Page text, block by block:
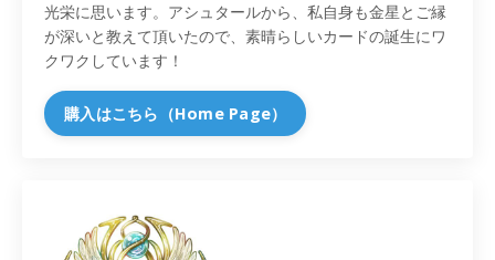
光栄に思います。アシュタールから、私自身も金星とご縁
が深いと教えて頂いたので、素晴らしいカードの誕生にワ
クワクしています！
購入はこちら（Home Page）